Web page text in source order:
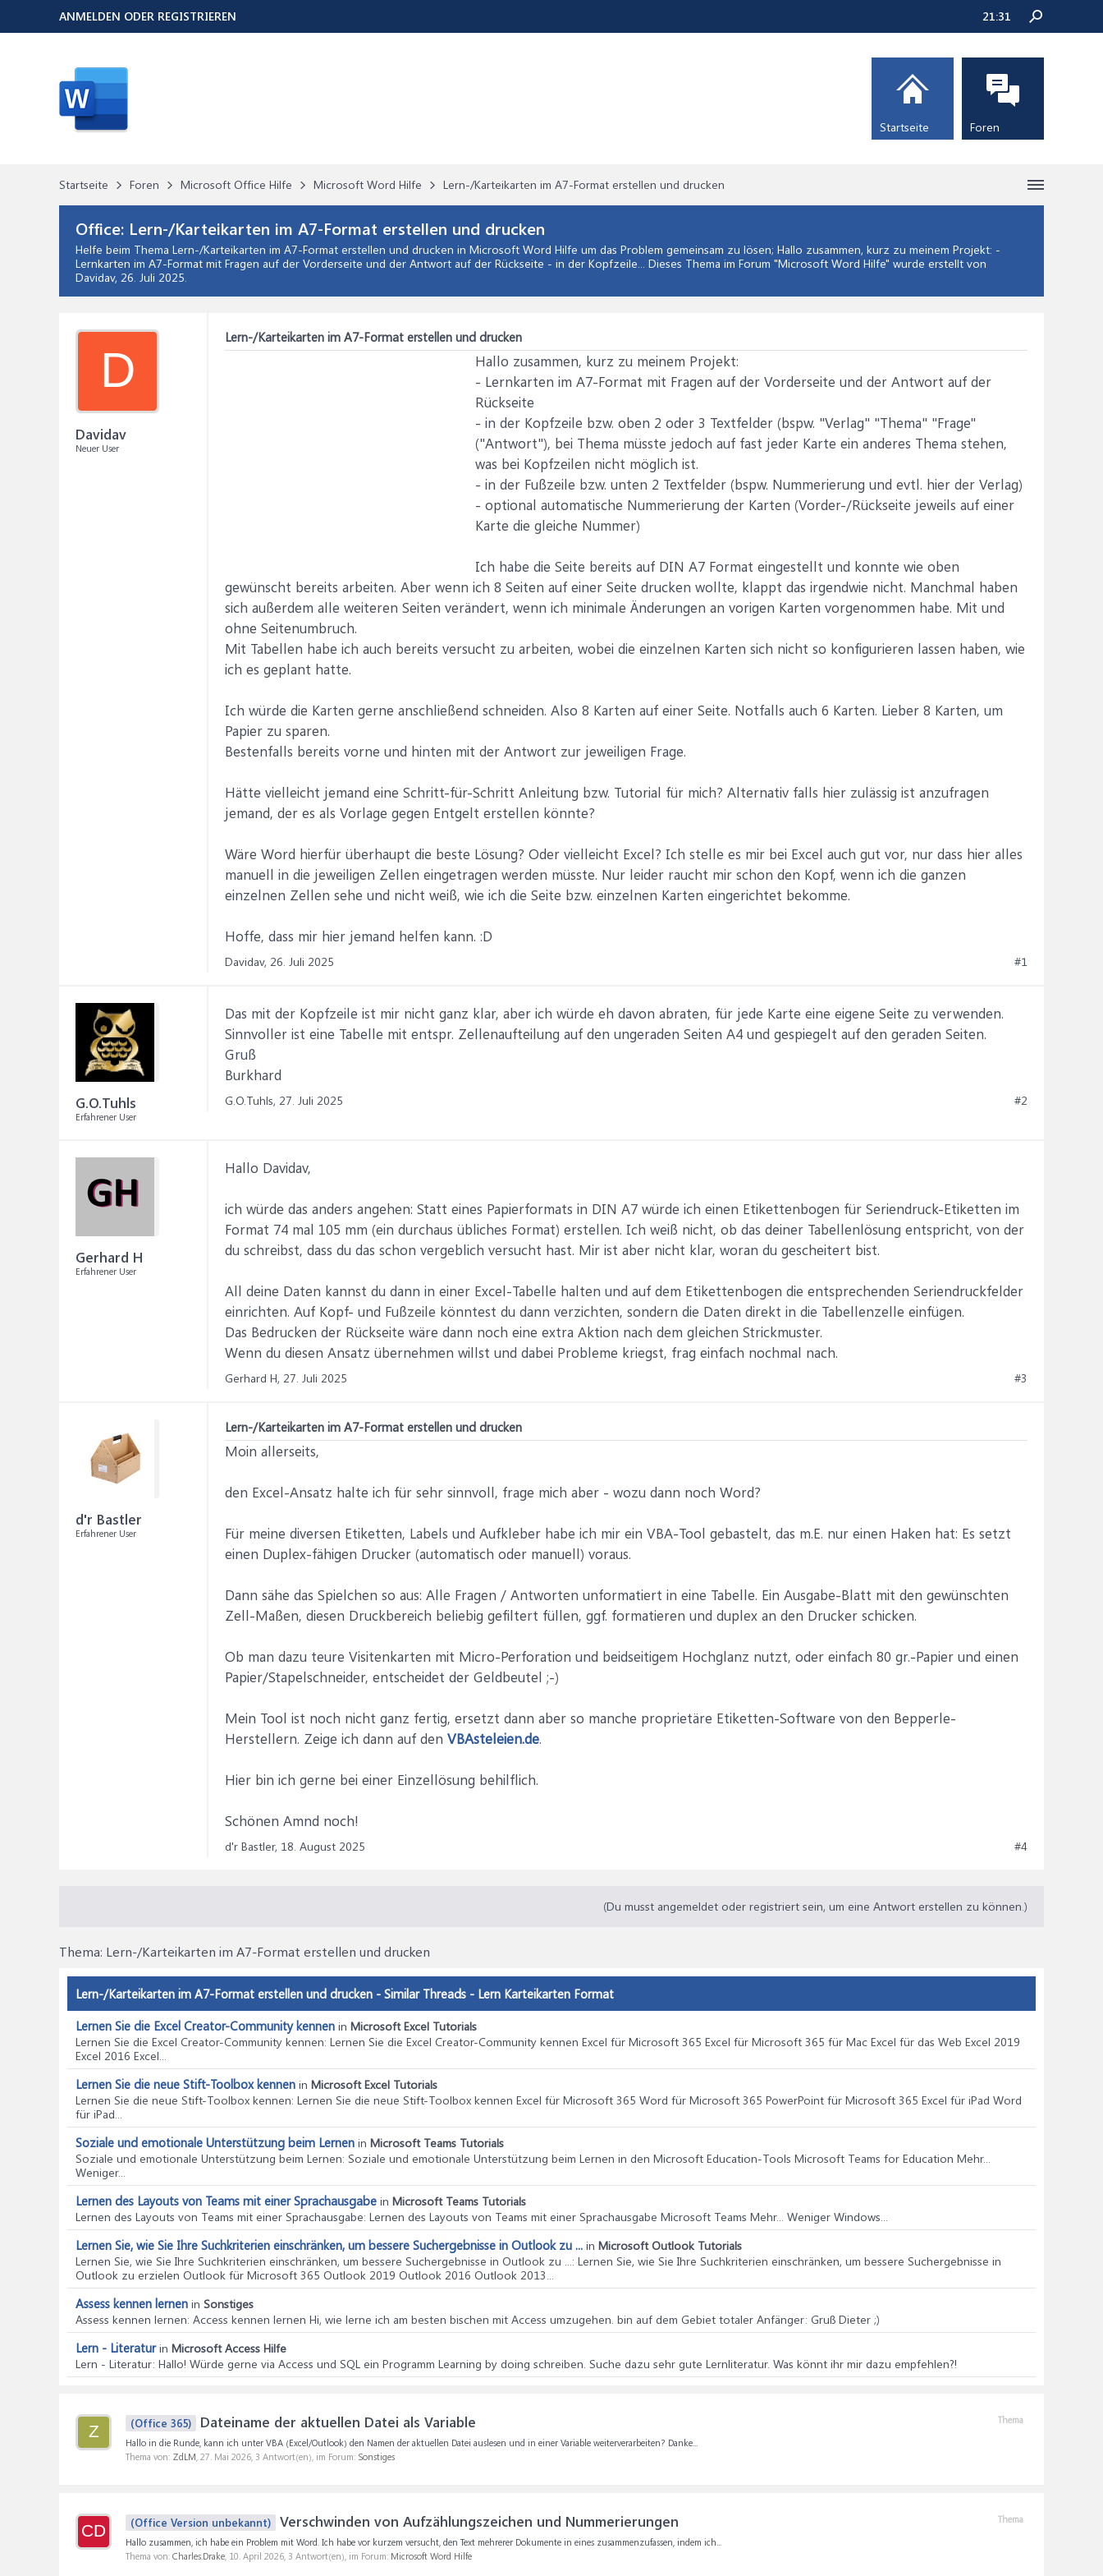
Startseite Foren Microsoft Office Hilfe Microsoft Word Hilfe Lern-/Karteikarten im A7-Format erstellen und drucken
Office: Lern-/Karteikarten im A7-Format erstellen und drucken
Helfe beim Thema Lern-/Karteikarten im A7-Format erstellen und drucken in Microsoft Word Hilfe um das Problem gemeinsam zu lösen; Hallo zusammen, kurz zu meinem Projekt: -
Lernkarten im A7-Format mit Fragen auf der Vorderseite und der Antwort auf der Rückseite - in der Kopfzeile... Dieses Thema im Forum "Microsoft Word Hilfe" wurde erstellt von
Davidav, 26. Juli 2025.
D
Davidav
Neuer User
Lern-/Karteikarten im A7-Format erstellen und drucken
Hallo zusammen, kurz zu meinem Projekt:
- Lernkarten im A7-Format mit Fragen auf der Vorderseite und der Antwort auf der
Rückseite
- in der Kopfzeile bzw. oben 2 oder 3 Textfelder (bspw. "Verlag" "Thema" "Frage"
("Antwort"), bei Thema müsste jedoch auf fast jeder Karte ein anderes Thema stehen,
was bei Kopfzeilen nicht möglich ist.
- in der Fußzeile bzw. unten 2 Textfelder (bspw. Nummerierung und evtl. hier der Verlag)
- optional automatische Nummerierung der Karten (Vorder-/Rückseite jeweils auf einer
Karte die gleiche Nummer)
Ich habe die Seite bereits auf DIN A7 Format eingestellt und konnte wie oben
gewünscht bereits arbeiten. Aber wenn ich 8 Seiten auf einer Seite drucken wollte, klappt das irgendwie nicht. Manchmal haben
sich außerdem alle weiteren Seiten verändert, wenn ich minimale Änderungen an vorigen Karten vorgenommen habe. Mit und
ohne Seitenumbruch.
Mit Tabellen habe ich auch bereits versucht zu arbeiten, wobei die einzelnen Karten sich nicht so konfigurieren lassen haben, wie
ich es geplant hatte.
Ich würde die Karten gerne anschließend schneiden. Also 8 Karten auf einer Seite. Notfalls auch 6 Karten. Lieber 8 Karten, um
Papier zu sparen.
Bestenfalls bereits vorne und hinten mit der Antwort zur jeweiligen Frage.
Hätte vielleicht jemand eine Schritt-für-Schritt Anleitung bzw. Tutorial für mich? Alternativ falls hier zulässig ist anzufragen
jemand, der es als Vorlage gegen Entgelt erstellen könnte?
Wäre Word hierfür überhaupt die beste Lösung? Oder vielleicht Excel? Ich stelle es mir bei Excel auch gut vor, nur dass hier alles
manuell in die jeweiligen Zellen eingetragen werden müsste. Nur leider raucht mir schon den Kopf, wenn ich die ganzen
einzelnen Zellen sehe und nicht weiß, wie ich die Seite bzw. einzelnen Karten eingerichtet bekomme.
Hoffe, dass mir hier jemand helfen kann. :D
Davidav, 26. Juli 2025 #1
G.O.Tuhls
Erfahrener User
Das mit der Kopfzeile ist mir nicht ganz klar, aber ich würde eh davon abraten, für jede Karte eine eigene Seite zu verwenden.
Sinnvoller ist eine Tabelle mit entspr. Zellenaufteilung auf den ungeraden Seiten A4 und gespiegelt auf den geraden Seiten.
Gruß
Burkhard
G.O.Tuhls, 27. Juli 2025 #2
Gerhard H
Erfahrener User
Hallo Davidav,
ich würde das anders angehen: Statt eines Papierformats in DIN A7 würde ich einen Etikettenbogen für Seriendruck-Etiketten im
Format 74 mal 105 mm (ein durchaus übliches Format) erstellen. Ich weiß nicht, ob das deiner Tabellenlösung entspricht, von der
du schreibst, dass du das schon vergeblich versucht hast. Mir ist aber nicht klar, woran du gescheitert bist.
All deine Daten kannst du dann in einer Excel-Tabelle halten und auf dem Etikettenbogen die entsprechenden Seriendruckfelder
einrichten. Auf Kopf- und Fußzeile könntest du dann verzichten, sondern die Daten direkt in die Tabellenzelle einfügen.
Das Bedrucken der Rückseite wäre dann noch eine extra Aktion nach dem gleichen Strickmuster.
Wenn du diesen Ansatz übernehmen willst und dabei Probleme kriegst, frag einfach nochmal nach.
Gerhard H, 27. Juli 2025 #3
d'r Bastler
Erfahrener User
Lern-/Karteikarten im A7-Format erstellen und drucken
Moin allerseits,
den Excel-Ansatz halte ich für sehr sinnvoll, frage mich aber - wozu dann noch Word?
Für meine diversen Etiketten, Labels und Aufkleber habe ich mir ein VBA-Tool gebastelt, das m.E. nur einen Haken hat: Es setzt
einen Duplex-fähigen Drucker (automatisch oder manuell) voraus.
Dann sähe das Spielchen so aus: Alle Fragen / Antworten unformatiert in eine Tabelle. Ein Ausgabe-Blatt mit den gewünschten
Zell-Maßen, diesen Druckbereich beliebig gefiltert füllen, ggf. formatieren und duplex an den Drucker schicken.
Ob man dazu teure Visitenkarten mit Micro-Perforation und beidseitigem Hochglanz nutzt, oder einfach 80 gr.-Papier und einen
Papier/Stapelschneider, entscheidet der Geldbeutel ;-)
Mein Tool ist noch nicht ganz fertig, ersetzt dann aber so manche proprietäre Etiketten-Software von den Bepperle-
Herstellern. Zeige ich dann auf den VBAsteleien.de.
Hier bin ich gerne bei einer Einzellösung behilflich.
Schönen Amnd noch!
d'r Bastler, 18. August 2025 #4
(Du musst angemeldet oder registriert sein, um eine Antwort erstellen zu können.)
Thema: Lern-/Karteikarten im A7-Format erstellen und drucken
Lern-/Karteikarten im A7-Format erstellen und drucken - Similar Threads - Lern Karteikarten Format
Lernen Sie die Excel Creator-Community kennen in Microsoft Excel Tutorials
Lernen Sie die Excel Creator-Community kennen: Lernen Sie die Excel Creator-Community kennen Excel für Microsoft 365 Excel für Microsoft 365 für Mac Excel für das Web Excel 2019
Excel 2016 Excel...
Lernen Sie die neue Stift-Toolbox kennen in Microsoft Excel Tutorials
Lernen Sie die neue Stift-Toolbox kennen: Lernen Sie die neue Stift-Toolbox kennen Excel für Microsoft 365 Word für Microsoft 365 PowerPoint für Microsoft 365 Excel für iPad Word
für iPad...
Soziale und emotionale Unterstützung beim Lernen in Microsoft Teams Tutorials
Soziale und emotionale Unterstützung beim Lernen: Soziale und emotionale Unterstützung beim Lernen in den Microsoft Education-Tools Microsoft Teams for Education Mehr...
Weniger...
Lernen des Layouts von Teams mit einer Sprachausgabe in Microsoft Teams Tutorials
Lernen des Layouts von Teams mit einer Sprachausgabe: Lernen des Layouts von Teams mit einer Sprachausgabe Microsoft Teams Mehr... Weniger Windows...
Lernen Sie, wie Sie Ihre Suchkriterien einschränken, um bessere Suchergebnisse in Outlook zu ... in Microsoft Outlook Tutorials
Lernen Sie, wie Sie Ihre Suchkriterien einschränken, um bessere Suchergebnisse in Outlook zu ...: Lernen Sie, wie Sie Ihre Suchkriterien einschränken, um bessere Suchergebnisse in
Outlook zu erzielen Outlook für Microsoft 365 Outlook 2019 Outlook 2016 Outlook 2013...
Assess kennen lernen in Sonstiges
Assess kennen lernen: Access kennen lernen Hi, wie lerne ich am besten bischen mit Access umzugehen. bin auf dem Gebiet totaler Anfänger: Gruß Dieter ;)
Lern - Literaturin Microsoft Access Hilfe
Lern - Literatur: Hallo! Würde gerne via Access und SQL ein Programm Learning by doing schreiben. Suche dazu sehr gute Lernliteratur. Was könnt ihr mir dazu empfehlen?!
Z
Thema
(Office 365) Dateiname der aktuellen Datei als Variable
Hallo in die Runde, kann ich unter VBA (Excel/Outlook) den Namen der aktuellen Datei auslesen und in einer Variable weiterverarbeiten? Danke...
Thema von: ZdLM, 27. Mai 2026, 3 Antwort(en), im Forum: Sonstiges
CD
Thema
(Office Version unbekannt) Verschwinden von Aufzählungszeichen und Nummerierungen
Hallo zusammen, ich habe ein Problem mit Word. Ich habe vor kurzem versucht, den Text mehrerer Dokumente in eines zusammenzufassen, indem ich...
Thema von: Charles.Drake, 10. April 2026, 3 Antwort(en), im Forum: Microsoft Word Hilfe
ANMELDEN ODER REGISTRIEREN 21:31
Startseite Foren